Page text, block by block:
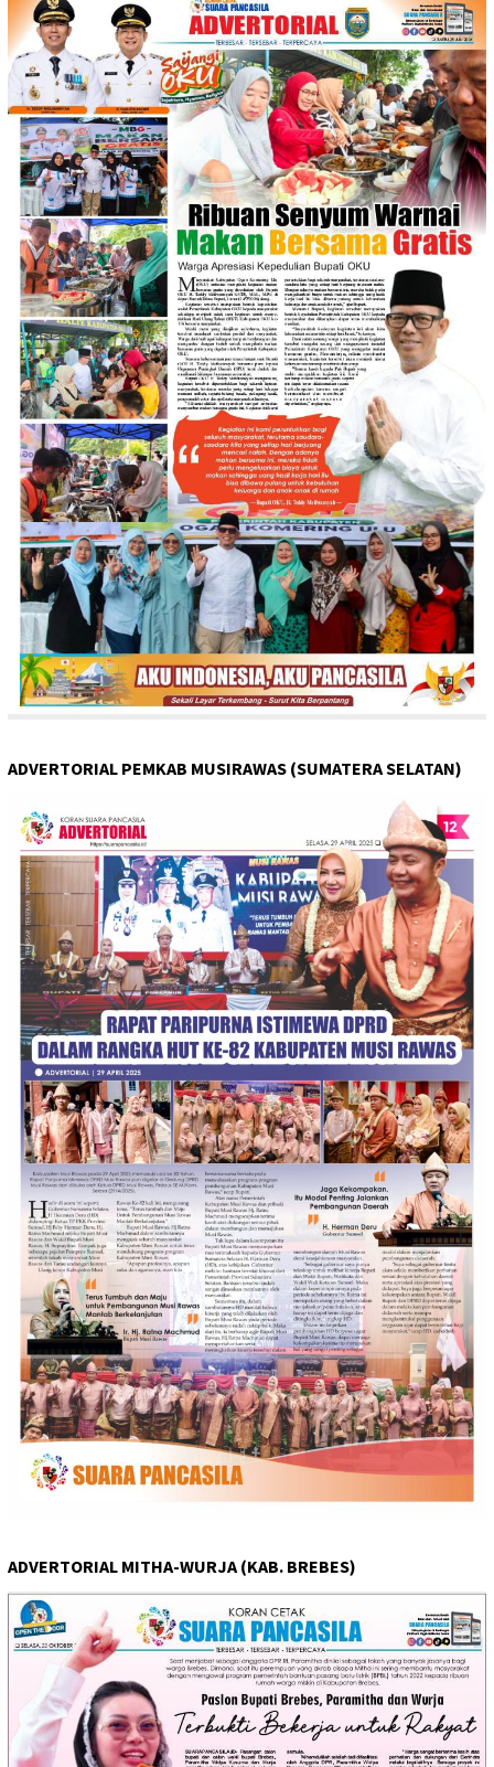
ADVERTORIAL PEMKAB MUSIRAWAS (SUMATERA SELATAN)
ADVERTORIAL MITHA-WURJA (KAB. BREBES)